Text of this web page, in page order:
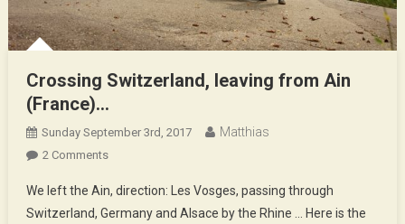
Crossing Switzerland, leaving from Ain
(France)…
Sunday September 3rd, 2017 Matthias
2 CommentsOn
Switzerland,
Leaving
We left the Ain, direction: Les Vosges, passing through
Switzerland, Germany and Alsace by the Rhine … Here is the